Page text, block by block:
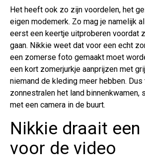
Het heeft ook zo zijn voordelen, het
eigen modemerk. Zo mag je namelijk
eerst een keertje uitproberen voordat
gaan. Nikkie weet dat voor een echt
een zomerse foto gemaakt moet
een kort zomerjurkje aanprijzen met
niemand de kleding meer hebben.
zonnestralen het land binnenkwamen,
met een camera in de buurt.
Nikkie draait
voor de video